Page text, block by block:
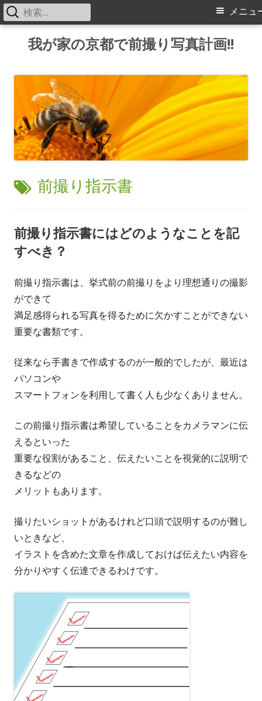
我が家の京都で前撮り写真計画!!
メ
メニュ
検
索:
タ
前撮り指示書
前撮り指示書にはどのようなことを記
すべき？
前撮り指示書は、挙式前の前撮りをより理想通りの撮影
ができて
満足感得られる写真を得るために欠かすことができない
重要な書類です。
従来なら手書きで作成するのが一般的でしたが、最近は
パソコンや
スマートフォンを利用して書く人も少なくありません。
この前撮り指示書は希望していることをカメラマンに伝
えるといった
重要な役割があること、伝えたいことを視覚的に説明で
きるなどの
メリットもあります。
撮りたいショットがあるけれど口頭で説明するのが難し
いときなど、
イラストを含めた文章を作成しておけば伝えたい内容を
分かりやすく伝達できるわけです。